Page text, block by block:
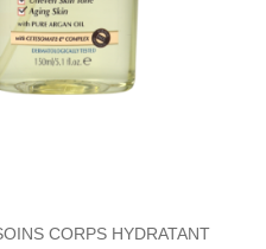
CORPS HYDRATANT